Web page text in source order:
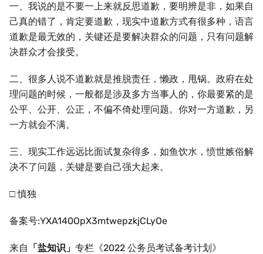
一、我说的是不要一上来就反思道歉，要明辨是非，如果自
己真的错了，肯定要道歉，现实中道歉方式有很多种，语言
道歉是最无效的，关键还是要解决群众的问题，只有问题解
决群众才会接受。
二、很多人说不道歉就是推脱责任，懒政，甩锅。政府在处
理问题的时候，一般都是涉及多方当事人的，你最要紧的是
公平、公开、公正，不偏不倚处理问题。你对一方道歉，另
一方就会不满。
三、现实工作远远比面试复杂得多，如鱼饮水，愤世嫉俗解
决不了问题，关键是要自己强大起来。
□ 慎独
备案号:YXA140OpX3mtwepzkjCLyOe
来自 「盐知识」 专栏《2022 公务员考试备考计划》